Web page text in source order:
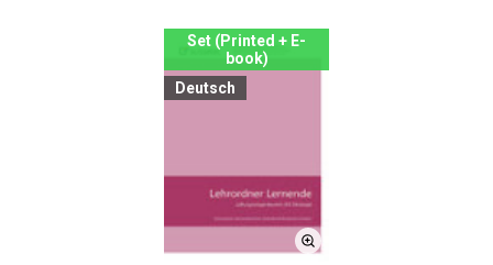
Set (Printed + E-
book)
Deutsch